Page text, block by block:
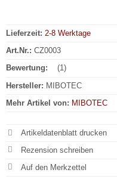
Lieferzeit: 2-8 Werktage
Art.Nr.: CZ0003
Bewertung:
(1)
Hersteller: MIBOTEC
Mehr Artikel von: MIBOTEC
Artikeldatenblatt drucken
Rezension schreiben